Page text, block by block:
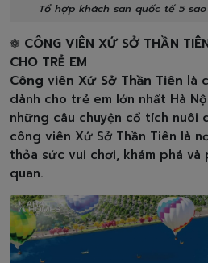
Tổ hợp khách san quốc tế 5
❁ CÔNG VIÊN XỨ SỞ THẦN
CHO TRẺ EM
Công viên Xứ Sở Thần Tiên là
dành cho trẻ em lớn nhất Hà
những câu chuyện cổ tích
công viên Xứ Sở Thần Tiên là
thỏa sức vui chơi, khám phá
quan.